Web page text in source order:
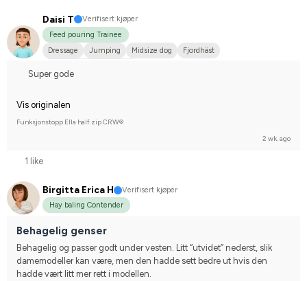
Daisi T
Verifisert kjøper
Feed pouring Trainee
Dressage
Jumping Midsize dog
Fjordhäst
Super gode
Vis originalen
Funksjonstopp Ella half zip CRW®
2 wk. ago
1 like
Birgitta Erica H
Verifisert kjøper
Hay baling Contender
Behagelig genser
Behagelig og passer godt under vesten. Litt “utvidet” nederst, slik
damemodeller kan være, men den hadde sett bedre ut hvis den
hadde vært litt mer rett i modellen.